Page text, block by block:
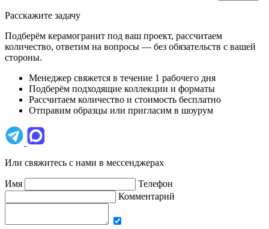
Расскажите задачу
Подберём керамогранит под ваш проект, рассчитаем
количество, ответим на вопросы — без обязательств с вашей
стороны.
Менеджер свяжется в течение 1 рабочего дня
Подберём подходящие коллекции и форматы
Рассчитаем количество и стоимость бесплатно
Отправим образцы или пригласим в шоурум
Или свяжитесь с нами в мессенджерах
Имя
Телефон
Комментарий